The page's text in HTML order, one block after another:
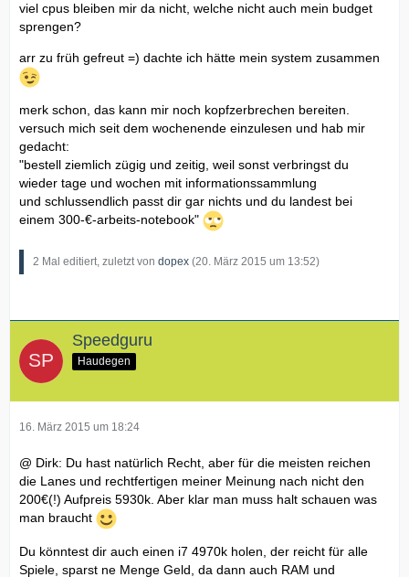
viel cpus bleiben mir da nicht, welche nicht auch mein budget
sprengen?
arr zu früh gefreut =) dachte ich hätte mein system zusammen
merk schon, das kann mir noch kopfzerbrechen bereiten.
versuch mich seit dem wochenende einzulesen und hab mir
gedacht:
"bestell ziemlich zügig und zeitig, weil sonst verbringst du
wieder tage und wochen mit informationssammlung
und schlussendlich passt dir gar nichts und du landest bei
einem 300-€-arbeits-notebook"
2 Mal editiert, zuletzt von dopex (20. März 2015 um 13:52)
Speedguru
Haudegen
16. März 2015 um 18:24
@ Dirk: Du hast natürlich Recht, aber für die meisten reichen
die Lanes und rechtfertigen meiner Meinung nach nicht den
200€(!) Aufpreis 5930k. Aber klar man muss halt schauen was
man braucht
Du könntest dir auch einen i7 4970k holen, der reicht für alle
Spiele, sparst ne Menge Geld, da dann auch RAM und